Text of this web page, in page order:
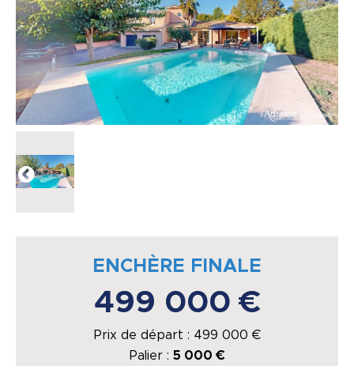
ENCHÈRE FINALE
499 000 €
Prix de départ : 499 000 €
Palier : 5 000 €